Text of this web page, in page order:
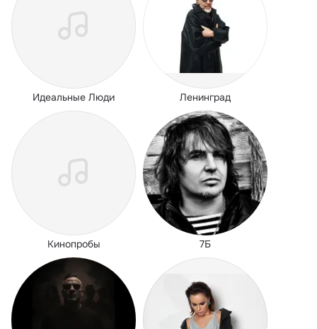
Идеальные Люди Ленинград
Кинопробы 7Б